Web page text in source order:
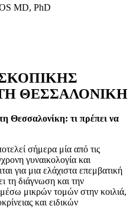
MD, PhD
ΘΕΣΣΑΛΟΝΙΚΗ
Θεσσαλονίκη: τι πρέπει να
σήμερα μία από τις
γυναικολογία και
για μια ελάχιστα επεμβατική
τη διάγνωση και την
μικρών τομών στην κοιλιά,
και ειδικών